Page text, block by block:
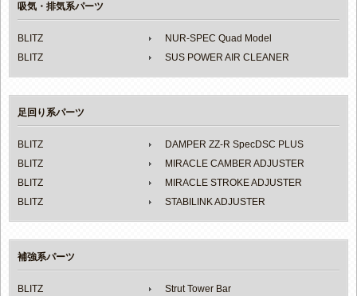
吸気・排気系パーツ
BLITZ
NUR-SPEC Quad Model
BLITZ
SUS POWER AIR CLEANER
足回り系パーツ
BLITZ
DAMPER ZZ-R SpecDSC PLUS
BLITZ
MIRACLE CAMBER ADJUSTER
BLITZ
MIRACLE STROKE ADJUSTER
BLITZ
STABILINK ADJUSTER
補強系パーツ
BLITZ Strut Tower Bar